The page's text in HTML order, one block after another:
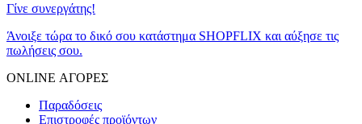
Γίνε συνεργάτης!
Άνοιξε τώρα το δικό σου κατάστημα SHOPFLIX και αύξησε τις
πωλήσεις σου.
ONLINE ΑΓΟΡΕΣ
Παραδόσεις
Επιστροφές προϊόντων